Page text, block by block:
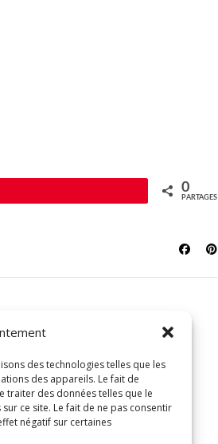
des technologies telles que les
des appareils. Le fait de
traiter des données telles que le
ce site. Le fait de ne pas consentir
négatif sur certaines
0
PARTAGES